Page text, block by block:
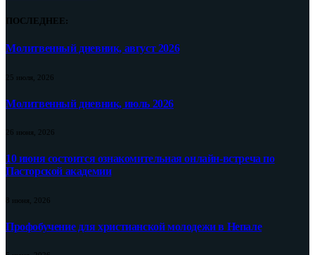
ПОСЛЕДНЕЕ:
Молитвенный дневник, август 2026
25 июля, 2026
Молитвенный дневник, июль 2026
26 июня, 2026
10 июня состоится ознакомительная онлайн-встреча по
Пасторской академии
8 июня, 2026
Профобучение для христианской молодежи в Непале